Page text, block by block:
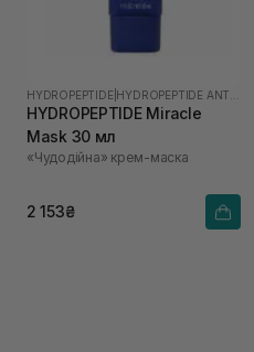
HYDROPEPTIDE
HYDROPEPTIDE Miracle
Mask 30 мл
«Чудодійна» крем-маска
2 153₴